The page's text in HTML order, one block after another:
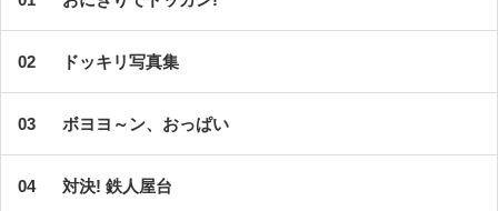
ドッキリ写真集
ボヨヨ～ン、おっぱい
対決! 鉄人屋台